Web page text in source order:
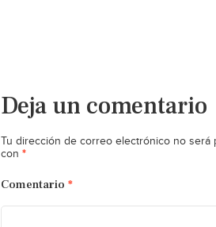
Deja un comentario
Tu dirección de correo electrónico no será
con *
Comentario *